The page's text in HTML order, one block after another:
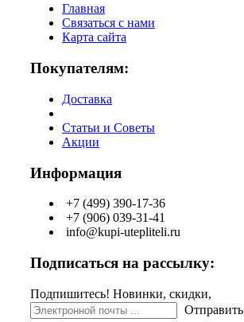
Главная
Связаться с нами
Карта сайта
Покупателям:
Доставка
Статьи и Советы
Акции
Информация
+7 (499) 390-17-36
+7 (906) 039-31-41
info@kupi-utepliteli.ru
Подписаться на рассылку:
Подпишитесь! Новинки, скидки,
Отправить